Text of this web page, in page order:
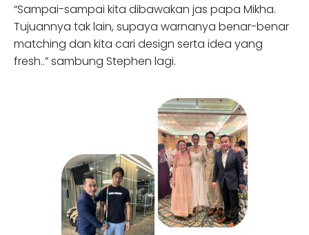
“Sampai-sampai kita dibawakan jas papa Mikha.
Tujuannya tak lain, supaya warnanya benar-benar
matching dan kita cari design serta idea yang
fresh..” sambung Stephen lagi.